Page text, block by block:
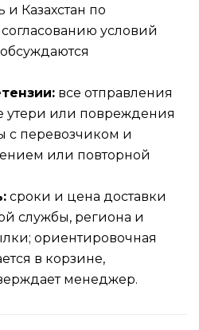
и Казахстан по
условий
все отправления
утери или повреждения
перевозчиком и
или повторной
сроки и цена доставки
службы, региона и
ориентировочная
в корзине,
менеджер.